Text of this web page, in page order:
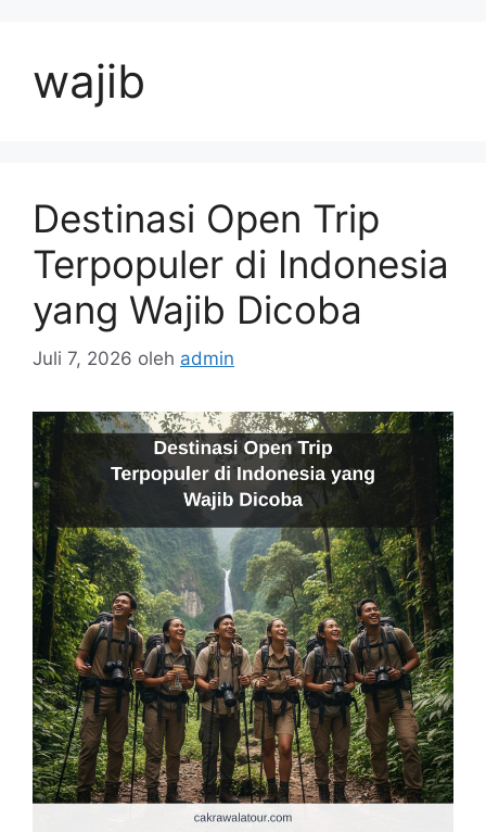
wajib
Destinasi Open Trip
Terpopuler di Indonesia
yang Wajib Dicoba
Juli 7, 2026 oleh admin